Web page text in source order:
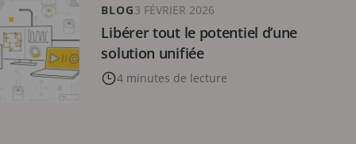
Libérer tout le potentiel d’une
solution unifiée
4 minutes de lecture
BLOG3 FÉVRIER 2026